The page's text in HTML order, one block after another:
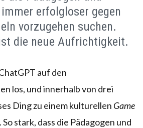
erfolgloser gegen
vorzugehen suchen.
die neue Aufrichtigkeit.
auf den
los, und innerhalb von drei
Ding zu einem kulturellen Game
stark, dass die Pädagogen und